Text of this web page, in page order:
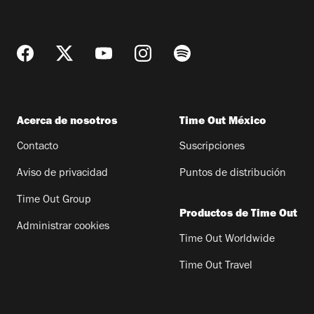
Acerca de nosotros
Contacto
Aviso de privacidad
Time Out Group
Administrar cookies
Time Out México
Suscripciones
Puntos de distribución
Productos de Time Out
Time Out Worldwide
Time Out Travel